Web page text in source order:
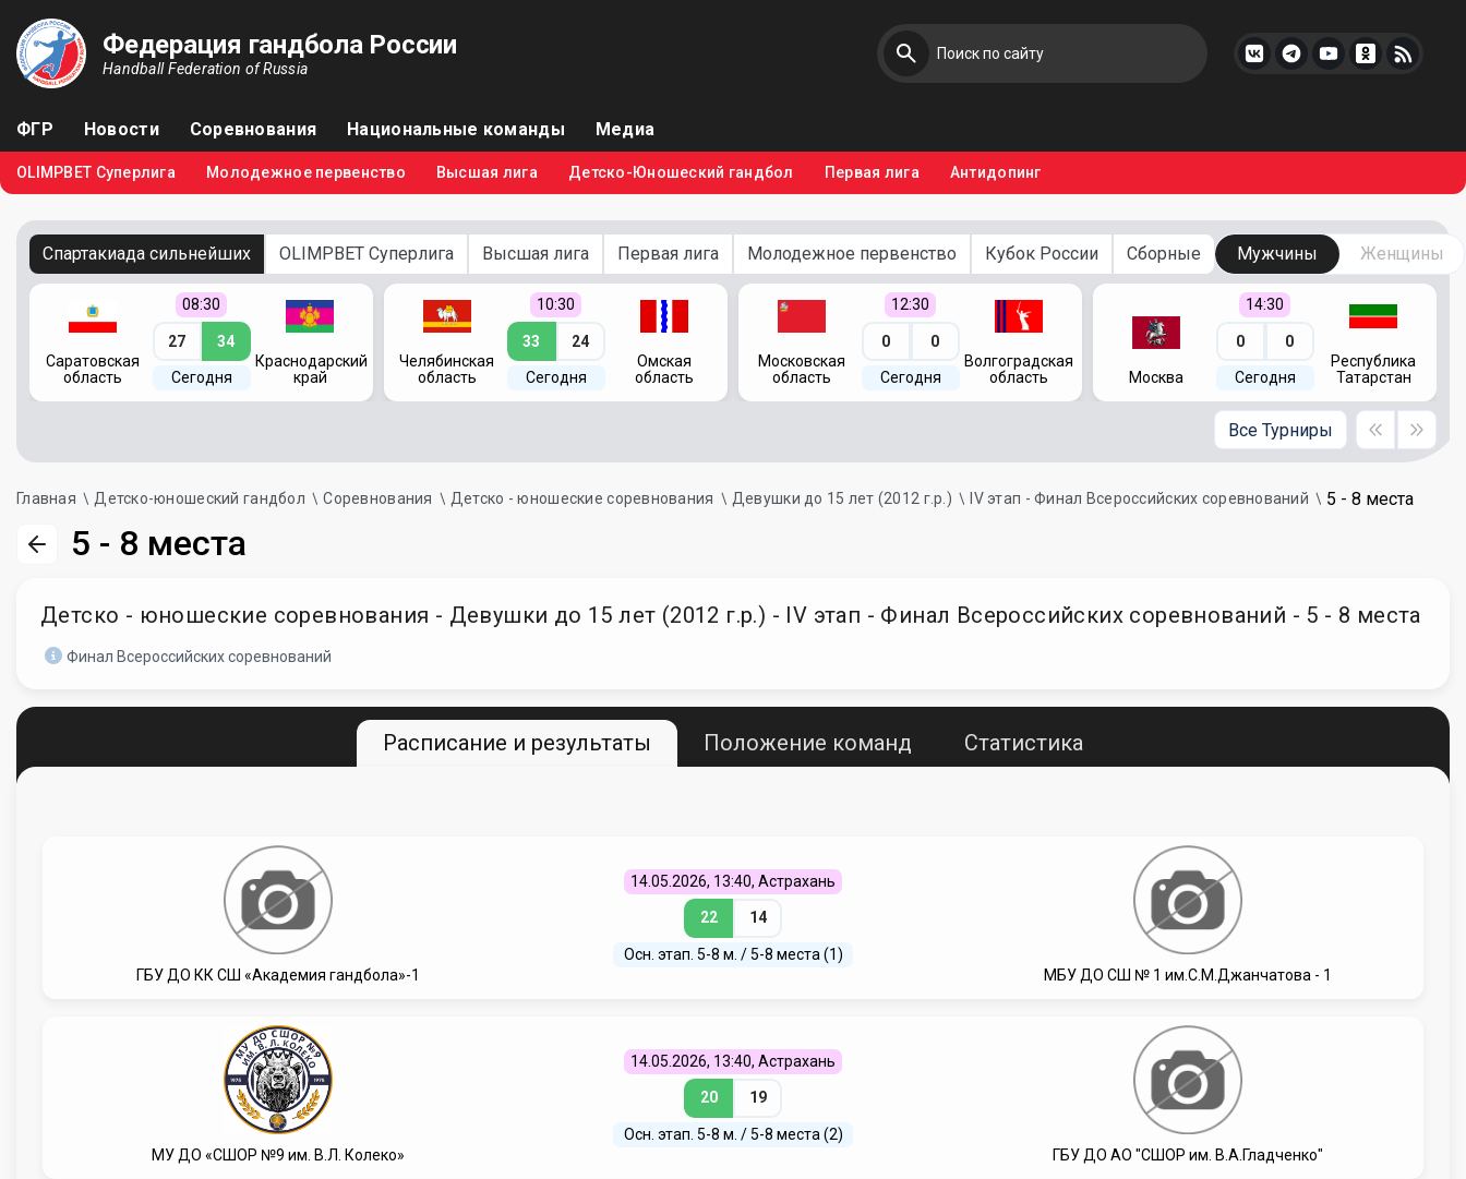
Федерация гандбола России
Handball Federation of Russia
ФГР Новости Соревнования Национальные команды Медиа
OLIMPBET Суперлига Молодежное первенство Высшая лига Детско-Юношеский гандбол Первая лига Антидопинг
Спартакиада сильнейших OLIMPBET Суперлига Высшая лига Первая лига Молодежное первенство Кубок России Сборные Мужчины Женщины
Саратовская
область
08:30
27 34
Сегодня
Краснодарский
край
Челябинская
область
10:30
33 24
Сегодня
Омская
область
Московская
область
12:30
0 0
Сегодня
Волгоградская
область
Москва
14:30
0 0
Сегодня
Республика
Татарстан
Все Турниры
Главная Детско-юношеский гандбол Соревнования Детско - юношеские соревнования Девушки до 15 лет (2012 г.р.) IV этап - Финал Всероссийских соревнований 5 - 8 места
5 - 8 места
Детско - юношеские соревнования - Девушки до 15 лет (2012 г.р.) - IV этап - Финал Всероссийских соревнований - 5 - 8 места
Финал Всероссийских соревнований
Расписание и результаты Положение команд Статистика
ГБУ ДО КК СШ «Академия гандбола»-1
14.05.2026, 13:40, Астрахань
22 14
Осн. этап. 5-8 м. / 5-8 места (1)
МБУ ДО СШ № 1 им.С.М.Джанчатова - 1
МУ ДО «СШОР №9 им. В.Л. Колеко»
14.05.2026, 13:40, Астрахань
20 19
Осн. этап. 5-8 м. / 5-8 места (2)
ГБУ ДО АО "СШОР им. В.А.Гладченко"